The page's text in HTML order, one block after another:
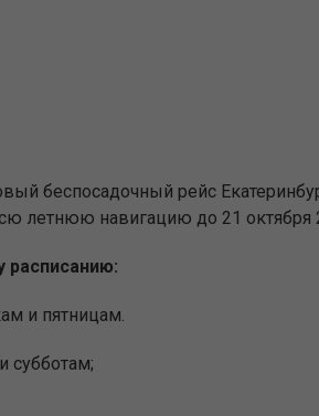
беспосадочный рейс
летнюю навигацию до 21 октября
и пятницам.
субботам;